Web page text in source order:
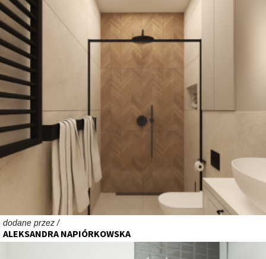
dodane przez /
ALEKSANDRA NAPIÓRKOWSKA